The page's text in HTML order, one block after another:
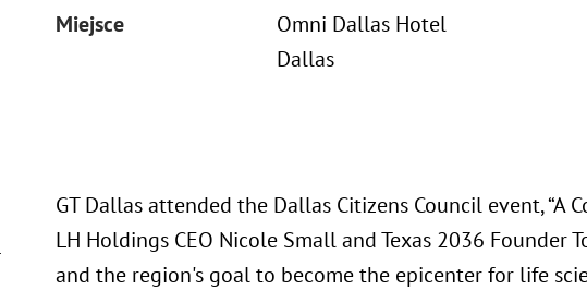
Miejsce
Omni Dallas Hotel
Dallas
GT Dallas attended the Dallas Citizens Council event, “A
LH Holdings CEO Nicole Small and Texas 2036 Founder
and the region's goal to become the epicenter for life